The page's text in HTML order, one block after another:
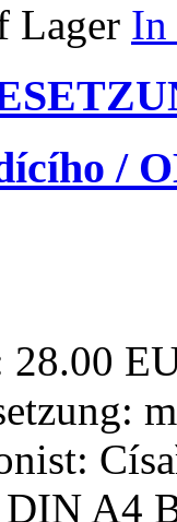
Lager In
/
28.00
DIN A4